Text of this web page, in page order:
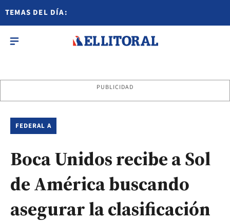
TEMAS DEL DÍA:
PUBLICIDAD
FEDERAL A
Boca Unidos recibe a Sol
de América buscando
asegurar la clasificación